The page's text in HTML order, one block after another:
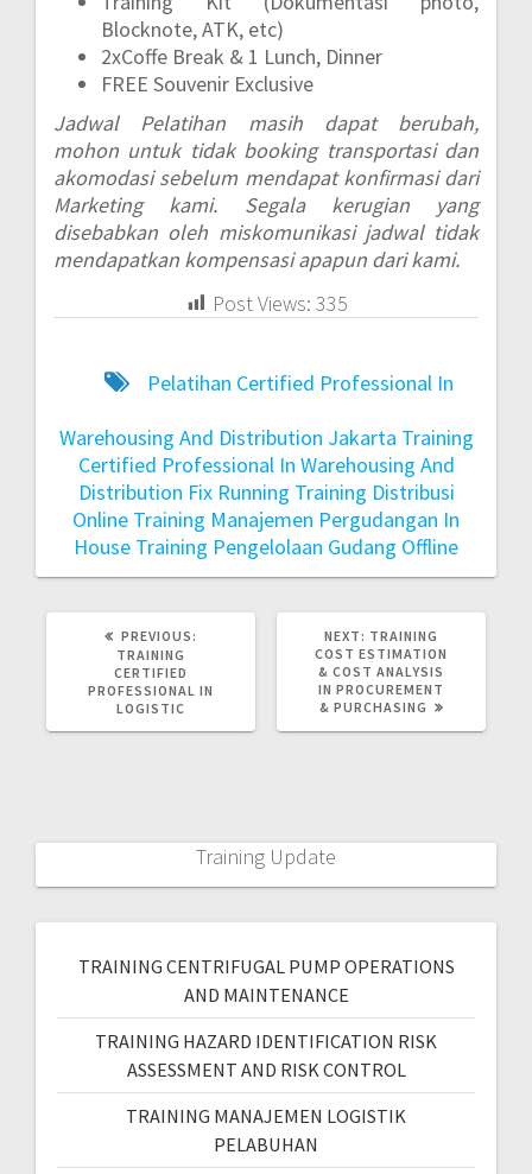
Blocknote, ATK, etc)
2xCoffe Break & 1 Lunch, Dinner
FREE Souvenir Exclusive
Jadwal Pelatihan masih dapat berubah,
mohon untuk tidak booking transportasi dan
akomodasi sebelum mendapat konfirmasi dari
Marketing kami. Segala kerugian yang
disebabkan oleh miskomunikasi jadwal tidak
mendapatkan kompensasi apapun dari kami.
Post Views: 335
Pelatihan Certified Professional In
Warehousing And Distribution Jakarta Training
Certified Professional In Warehousing And
Distribution Fix Running Training Distribusi
Online Training Manajemen Pergudangan In
House Training Pengelolaan Gudang Offline
PREVIOUS:
TRAINING
CERTIFIED
PROFESSIONAL IN
LOGISTIC
NEXT: TRAINING
COST ESTIMATION
& COST ANALYSIS
IN PROCUREMENT
& PURCHASING
Training Update
TRAINING CENTRIFUGAL PUMP OPERATIONS
AND MAINTENANCE
TRAINING HAZARD IDENTIFICATION RISK
ASSESSMENT AND RISK CONTROL
TRAINING MANAJEMEN LOGISTIK
PELABUHAN